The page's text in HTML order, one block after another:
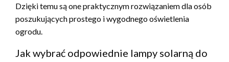
Dzięki temu są one praktycznym rozwiązaniem dla osób
poszukujących prostego i wygodnego oświetlenia
ogrodu.
Jak wybrać odpowiednie lampy solarną do